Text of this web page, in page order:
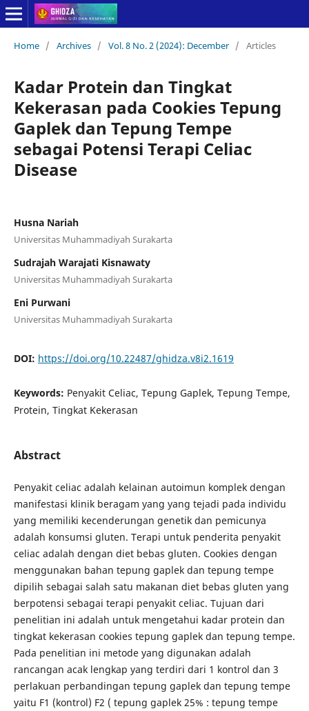
Home / Archives / Vol. 8 No. 2 (2024): December / Articles
Kadar Protein dan Tingkat
Kekerasan pada Cookies Tepung
Gaplek dan Tepung Tempe
sebagai Potensi Terapi Celiac
Disease
Husna Nariah
Universitas Muhammadiyah Surakarta
Sudrajah Warajati Kisnawaty
Universitas Muhammadiyah Surakarta
Eni Purwani
Universitas Muhammadiyah Surakarta
DOI: https://doi.org/10.22487/ghidza.v8i2.1619
Keywords: Penyakit Celiac, Tepung Gaplek, Tepung Tempe,
Protein, Tingkat Kekerasan
Abstract
Penyakit celiac adalah kelainan autoimun komplek dengan
manifestasi klinik beragam yang yang tejadi pada individu
yang memiliki kecenderungan genetik dan pemicunya
adalah konsumsi gluten. Terapi untuk penderita penyakit
celiac adalah dengan diet bebas gluten. Cookies dengan
menggunakan bahan tepung gaplek dan tepung tempe
dipilih sebagai salah satu makanan diet bebas gluten yang
berpotensi sebagai terapi penyakit celiac. Tujuan dari
penelitian ini adalah untuk mengetahui kadar protein dan
tingkat kekerasan cookies tepung gaplek dan tepung tempe.
Pada penelitian ini metode yang digunakan adalah
rancangan acak lengkap yang terdiri dari 1 kontrol dan 3
perlakuan perbandingan tepung gaplek dan tepung tempe
yaitu F1 (kontrol) F2 ( tepung gaplek 25% : tepung tempe